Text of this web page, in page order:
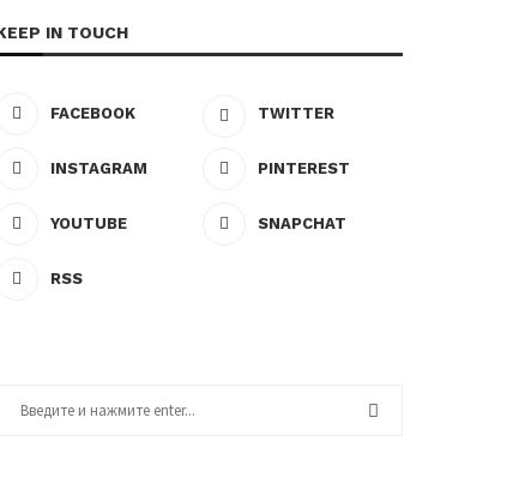
IN TOUCH
FACEBOOK TWITTER
INSTAGRAM PINTEREST
YOUTUBE SNAPCHAT
RSS